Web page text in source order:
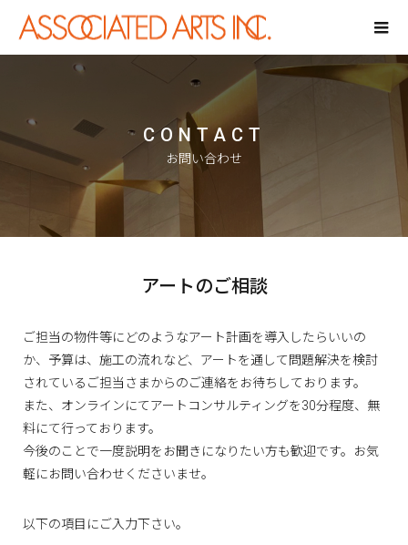
CONTACT
お問い合わせ
アートのご相談
ご担当の物件等にどのようなアート計画を導入したらいいの
か、予算は、施工の流れなど、アートを通して問題解決を検討
されているご担当さまからのご連絡をお待ちしております。
また、オンラインにてアートコンサルティングを30分程度、無
料にて行っております。
今後のことで一度説明をお聞きになりたい方も歓迎です。お気
軽にお問い合わせくださいませ。
以下の項目にご入力下さい。